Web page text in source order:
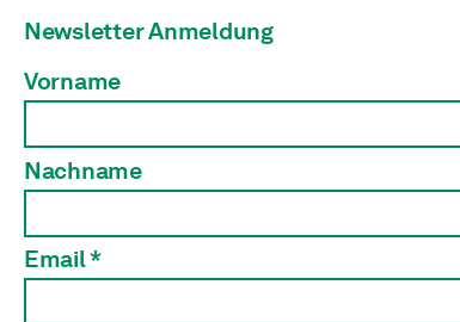
Newsletter Anmeldung
Vorname
Nachname
Email *